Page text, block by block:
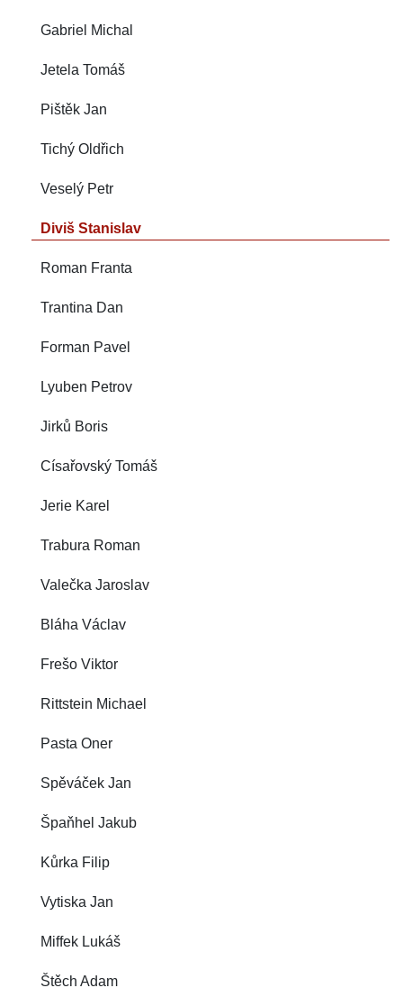
Gabriel Michal
Jetela Tomáš
Pištěk Jan
Tichý Oldřich
Veselý Petr
Diviš Stanislav
Roman Franta
Trantina Dan
Forman Pavel
Lyuben Petrov
Jirků Boris
Císařovský Tomáš
Jerie Karel
Trabura Roman
Valečka Jaroslav
Bláha Václav
Frešo Viktor
Rittstein Michael
Pasta Oner
Spěváček Jan
Špaňhel Jakub
Kůrka Filip
Vytiska Jan
Miffek Lukáš
Štěch Adam